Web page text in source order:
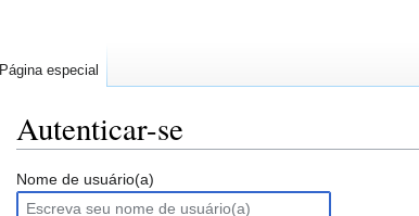
Autenticar-se
Ir
para
Ir
para
Nome de usuário(a)
Página especial